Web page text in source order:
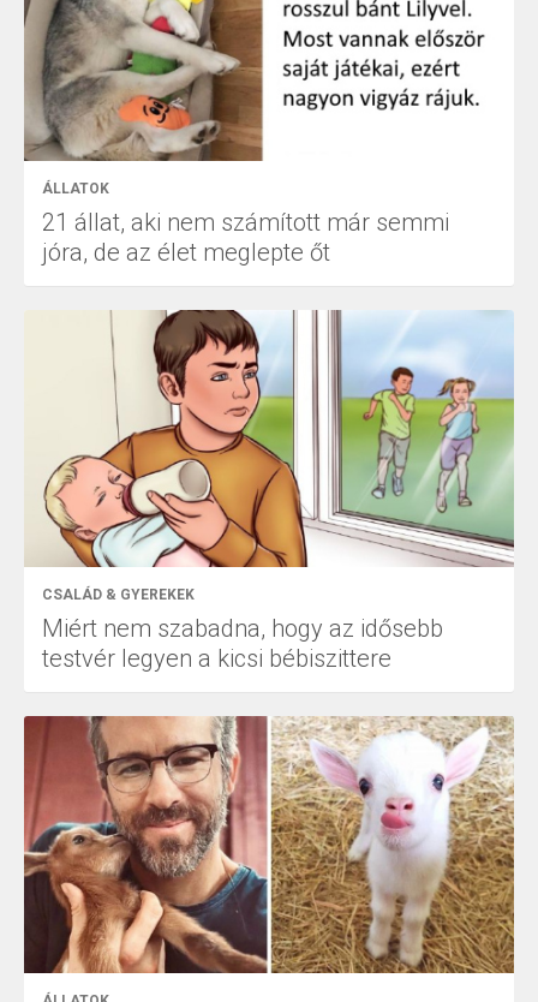
ÁLLATOK
21 állat, aki nem számított már semmi
jóra, de az élet meglepte őt
CSALÁD & GYEREKEK
Miért nem szabadna, hogy az idősebb
testvér legyen a kicsi bébiszittere